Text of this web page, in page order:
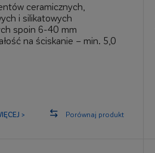
ceramicznych,
i silikatowych
spoin 6-40 mm
na ściskanie – min. 5,0
> Porównaj produkt